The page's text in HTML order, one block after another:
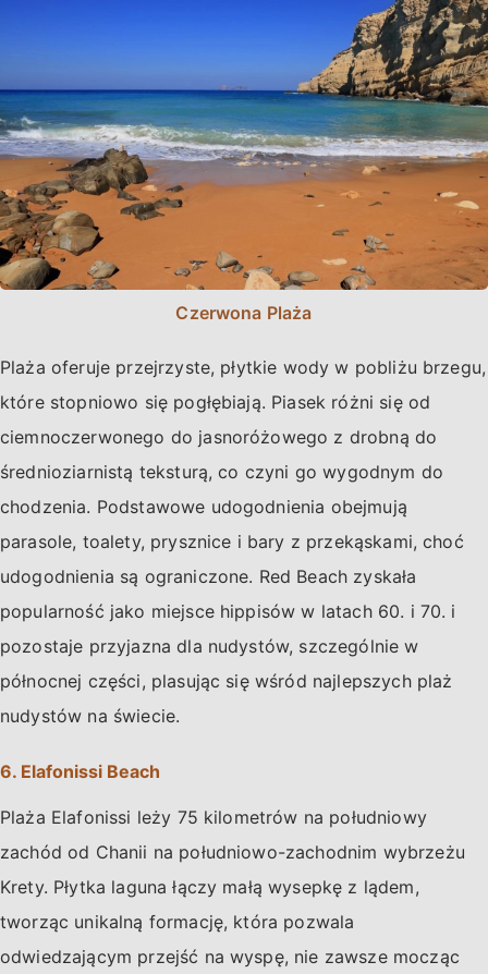
Czerwona Plaża
Plaża oferuje przejrzyste, płytkie wody w pobliżu brzegu,
które stopniowo się pogłębiają. Piasek różni się od
ciemnoczerwonego do jasnoróżowego z drobną do
średnioziarnistą teksturą, co czyni go wygodnym do
chodzenia. Podstawowe udogodnienia obejmują
parasole, toalety, prysznice i bary z przekąskami, choć
udogodnienia są ograniczone. Red Beach zyskała
popularność jako miejsce hippisów w latach 60. i 70. i
pozostaje przyjazna dla nudystów, szczególnie w
północnej części, plasując się wśród najlepszych plaż
nudystów na świecie.
6. Elafonissi Beach
Plaża Elafonissi leży 75 kilometrów na południowy
zachód od Chanii na południowo-zachodnim wybrzeżu
Krety. Płytka laguna łączy małą wysepkę z lądem,
tworząc unikalną formację, która pozwala
odwiedzającym przejść na wyspę, nie zawsze mocząc